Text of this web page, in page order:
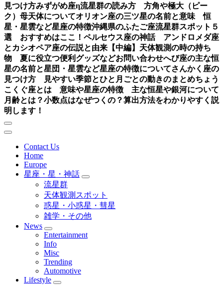
見つけ方みずがめ座η流星群の読み方 方角や極大（ピー
ク）母天体についてオリオン座の三ツ星の名前と意味 恒
星・星雲など星座の特徴沖縄県のふたご座流星群スポット５
選 おすすめはここ！ ペルセウス座の神話 アンドロメダ座
とカシオペア座の伝説と由来【中編】 天体観測の時の持ち
物 夏に役立つ便利グッズなどお問い合わせへび座の主な恒
星の名前と星団・星雲など星座の特徴についてさんかく座の
見つけ方 見やすい季節とひと月ごとの動きのまとめちょう
こくぐ座とは 意味や星座の特徴 主な恒星や銀河について
月齢とは？小数点はなぜつくの？算出方法をわかりやすく説
明します！
Contact Us
Home
Europe
星座・星・神話
流星群
天体観測スポット
惑星・小惑星・彗星
雑学・その他
News
Entertainment
Info
Misc
Trending
Automotive
Lifestyle